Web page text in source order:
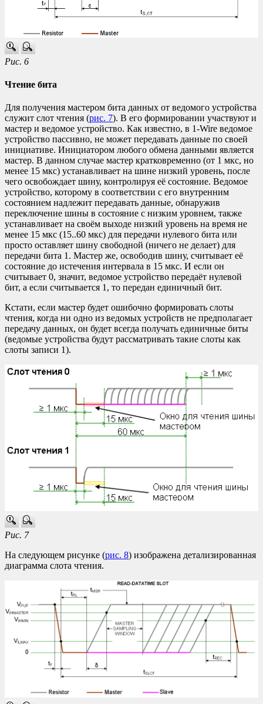
Рис. 6
Чтение бита
Для получения мастером бита данных от ведомого устройства
служит слот чтения (рис. 7). В его формировании участвуют и
мастер и ведомое устройство. Как известно, в 1-Wire ведомое
устройство пассивно, не может передавать данные по своей
инициативе. Инициатором любого обмена данными является
мастер. В данном случае мастер кратковременно (от 1 мкс, но
менее 15 мкс) устанавливает на шине низкий уровень, после
чего освобождает шину, контролируя её состояние. Ведомое
устройство, которому в соответствии с его внутренним
состоянием надлежит передавать данные, обнаружив
переключение шины в состояние с низким уровнем, также
устанавливает на своём выходе низкий уровень на время не
менее 15 мкс (15..60 мкс) для передачи нулевого бита или
просто оставляет шину свободной (ничего не делает) для
передачи бита 1. Мастер же, освободив шину, считывает её
состояние до истечения интервала в 15 мкс. И если он
считывает 0, значит, ведомое устройство передаёт нулевой
бит, а если считывается 1, то передан единичный бит.
Кстати, если мастер будет ошибочно формировать слоты
чтения, когда ни одно из ведомых устройств не предполагает
передачу данных, он будет всегда получать единичные биты
(ведомые устройства будут рассматривать такие слоты как
слоты записи 1).
Рис. 7
На следующем рисунке (рис. 8) изображена детализированная
диаграмма слота чтения.